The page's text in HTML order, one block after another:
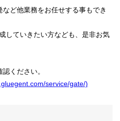
ど他業務をお任せする事もでき
していきたい方なども、是非お気
ください。
service/gate/)